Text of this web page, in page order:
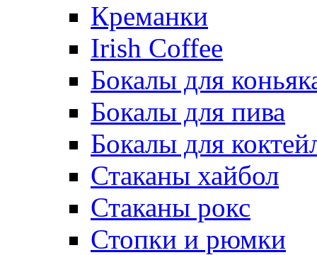
Креманки
Irish Coffee
Бокалы для
Бокалы для пива
Бокалы для
Стаканы хайбол
Стаканы рокс
Стопки и рюмки